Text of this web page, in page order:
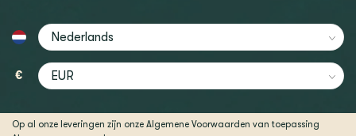
€
Op al onze leveringen zijn onze Algemene Voorwaarden van toepassing